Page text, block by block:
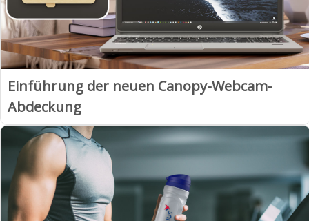
Einführung der neuen Canopy-Webcam-
Abdeckung